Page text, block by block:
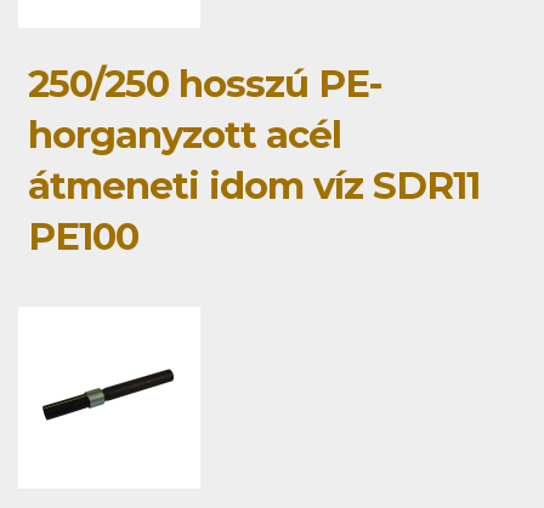
250/250 hosszú PE-
horganyzott acél
átmeneti idom víz SDR11
PE100